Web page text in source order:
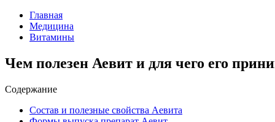
Главная
Медицина
Витамины
Чем полезен Аевит и для чего его
Содержание
Состав и полезные свойства Аевита